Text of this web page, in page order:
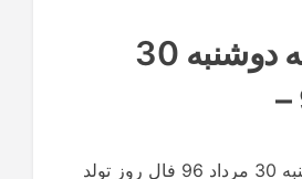
فال روزانه دوشنبه 30
فال روزانه دوشنبه 30 مرداد 96 فال روز تولد